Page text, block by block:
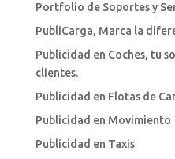
Portfolio de Soportes y
PubliCarga, Marca la
Publicidad en Coches, tu
clientes.
Publicidad en Flotas de
Publicidad en Movimiento
Publicidad en Taxis